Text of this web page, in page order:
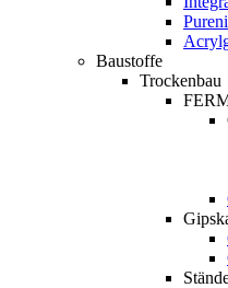
Baustoffe
Trockenbau